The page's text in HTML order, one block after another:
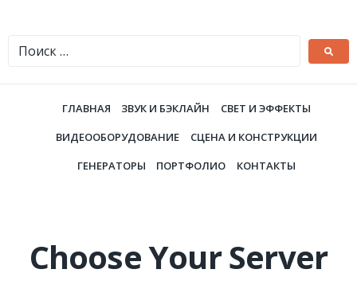
ГЛАВНАЯ ЗВУК И БЭКЛАЙН
СВЕТ И ЭФФЕКТЫ
ВИДЕООБОРУДОВАНИЕ
СЦЕНА И КОНСТРУКЦИИ
ГЕНЕРАТОРЫ
ПОРТФОЛИО КОНТАКТЫ
Choose Your Server